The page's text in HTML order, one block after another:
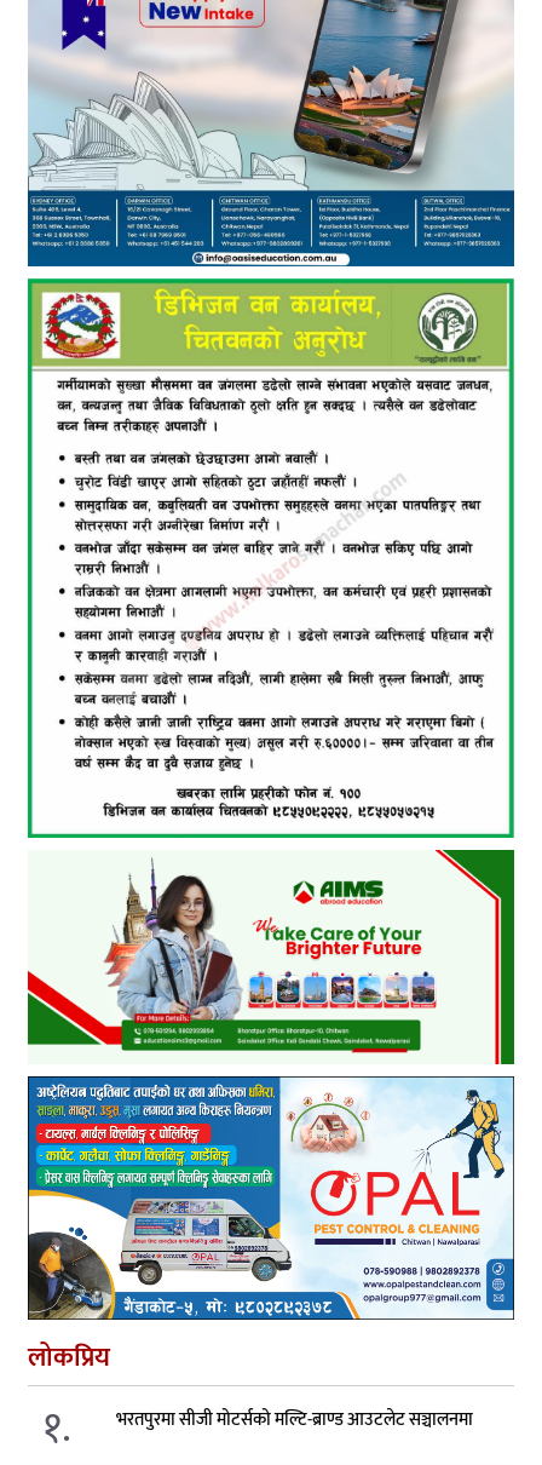
लोकप्रिय
१. भरतपुरमा सीजी मोटर्सको मल्टि-ब्राण्ड आउटलेट सञ्चालनमा